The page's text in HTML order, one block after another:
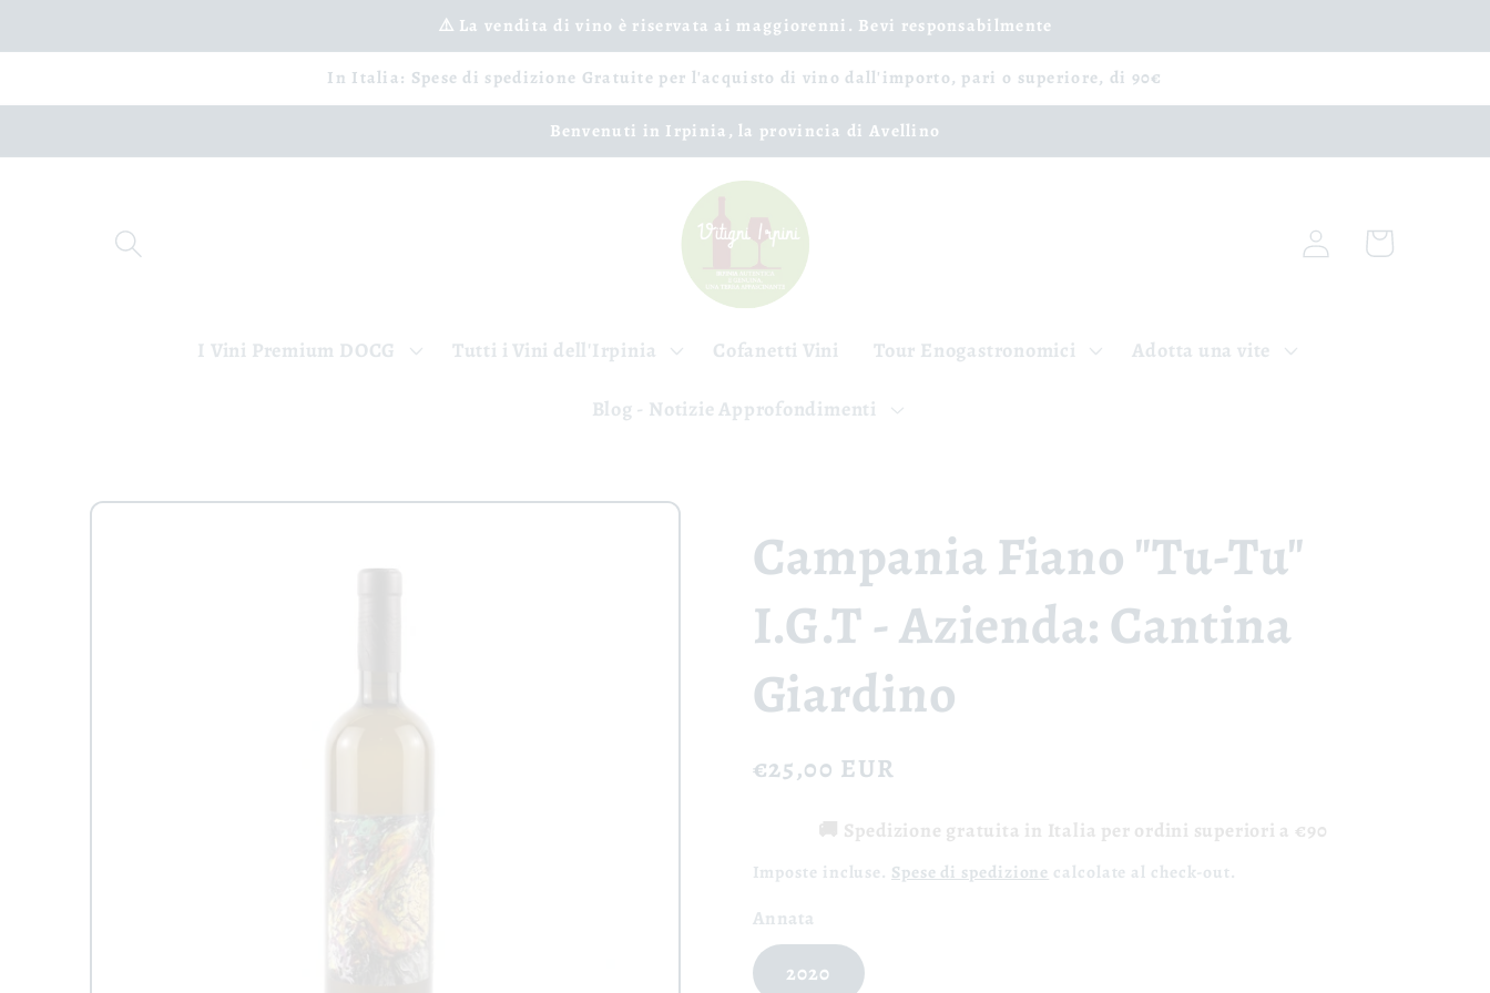
ai contenuti
⚠️ La vendita di vino è riservata ai maggiorenni. Bevi responsabilmente
In Italia: Spese di spedizione Gratuite per l'acquisto di vino dall'importo, pari o superiore, di 90€
Benvenuti in Irpinia, la provincia di Avellino
I Vini Premium DOCG Tutti i Vini dell'Irpinia Cofanetti Vini Tour Enogastronomici Adotta una vite
Blog - Notizie Approfondimenti
Accedi Carrello
Campania Fiano "Tu-Tu"
I.G.T - Azienda: Cantina
Giardino
Prezzo
listino
€25,00 EUR
🚚 Spedizione gratuita in Italia per ordini superiori a €90
Imposte incluse. Spese di spedizione calcolate al check-out.
Annata
2020